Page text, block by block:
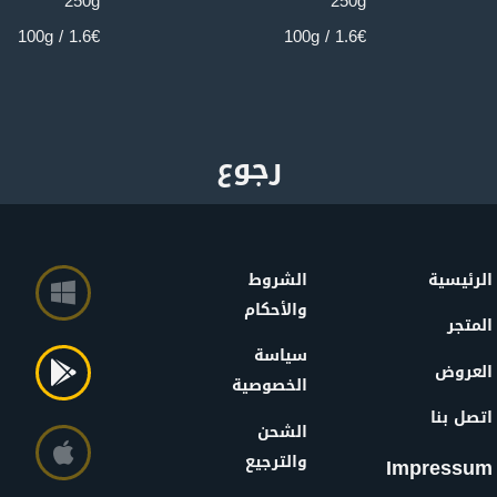
1.6€ / 100g
1.6€ / 100g
الرئيسية
المتجر
العروض
اتصل بنا
Impressum
الشروط
والأحكام
سياسة
الخصوصية
الشحن
والترجيع